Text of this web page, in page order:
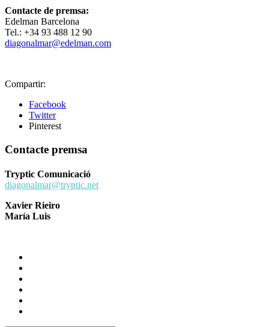
Contacte de premsa:
Edelman Barcelona
Tel.: +34 93 488 12 90
diagonalmar@edelman.com
Compartir:
Facebook
Twitter
Pinterest
Contacte premsa
Tryptic Comunicació
diagonalmar@tryptic.net
Xavier Rieiro
María Luis